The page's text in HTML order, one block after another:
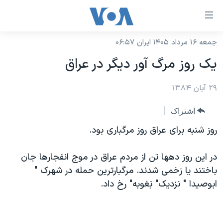
لینکهای
دسترسی
جهش
محتوای
جهش
به
اصلی
جهش
به
نسخه سبک وب‌سایت
موضوع ها
ایران
آمریکا
ورزشی
گزیده‌ها
برنامه های تلویزیونی
جدول برنامه ها
جام جهانی ۲۰۲۶
عملیات خشم حماسی
فرکانس‌های صدای آمریکا
پخش رادیویی
جمعه ۱۶ مرداد ۱۴۰۵ ایران ۰۶:۵۷
يک روز مرگ آور ديگر در عراق
۲۹ آبان ۱۳۸۴
اشتراک
روز شنبه برای عراق روز مرگباری بود.
در اين روز دهها تن از مردم عراق در موج انفجارها جان
باختند يا زخمی شدند. مرگبارترين حمله در شهرک "
ابوصيدا " نزديک" بَغوبه" رخ داد.